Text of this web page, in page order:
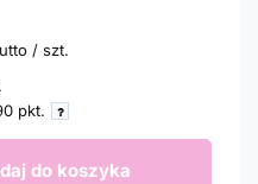
/ szt.
pkt.
do koszyka